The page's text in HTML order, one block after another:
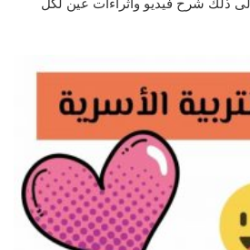
ذلك شرح فيديو واثراءات عين لكل